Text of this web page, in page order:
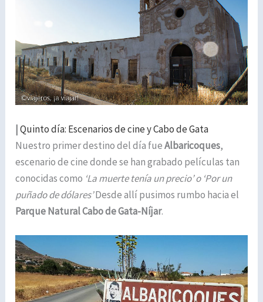
|Quinto día: Escenarios de cine y Cabo de Gata
Nuestro primer destino del día fueAlbaricoques,
escenario de cine donde se han grabado películas tan
conocidas como ‘La muerte tenía un precio’ o ‘Por un
puñado de dólares’Desde allí pusimos rumbo hacia el
Parque Natural Cabo de Gata-Níjar.